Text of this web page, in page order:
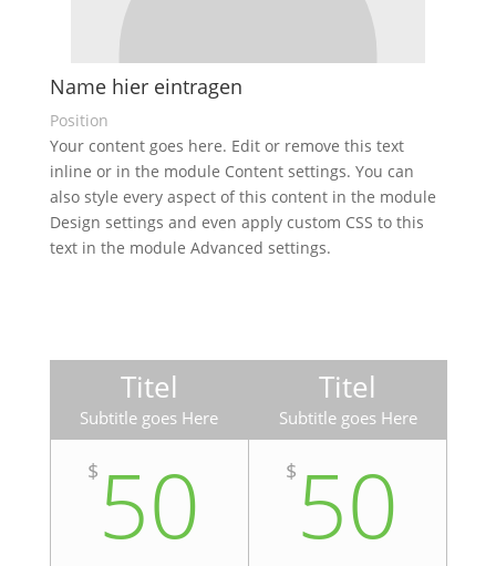
Name hier eintragen
Position
Your content goes here. Edit or remove this text
inline or in the module Content settings. You can
also style every aspect of this content in the module
Design settings and even apply custom CSS to this
text in the module Advanced settings.
Titel
Subtitle goes Here
$ 50
Titel
Subtitle goes Here
$ 50